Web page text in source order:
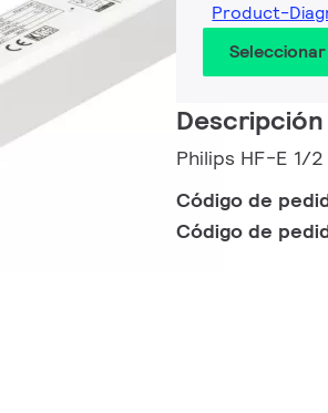
Product-
Philips HF-E 1/
Código de
Código de